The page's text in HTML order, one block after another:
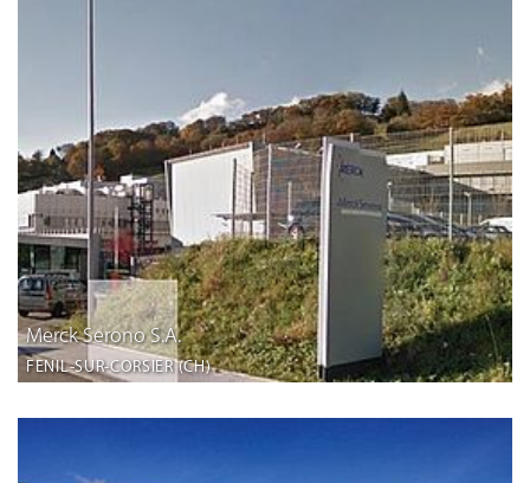
Merck Serono S.A.
FENIL-SUR-CORSIER (CH)